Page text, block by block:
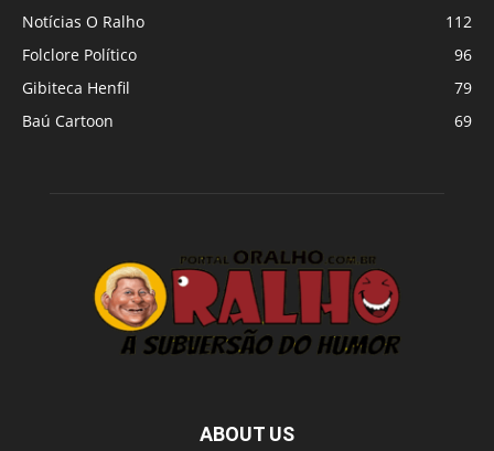
Notícias O Ralho
112
Folclore Político
96
Gibiteca Henfil
79
Baú Cartoon
69
ABOUT US